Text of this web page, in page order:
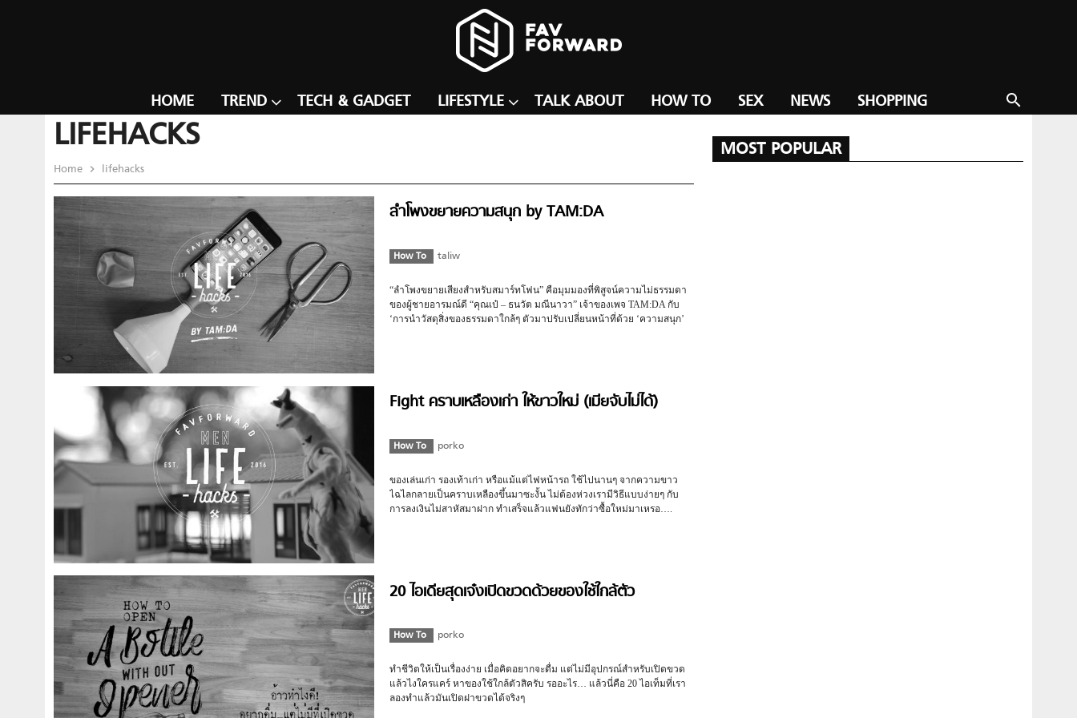
search
HOME TREND TECH & GADGET LIFESTYLE TALK ABOUT HOW TO SEX NEWS SHOPPING
LIFEHACKS
Home lifehacks
ลำโพงขยายความสนุก by TAM:DA
How To taliw
“ลำโพงขยายเสียงสำหรับสมาร์ทโฟน” คือมุมมองที่พิสูจน์ความไม่ธรรมดา
ของผู้ชายอารมณ์ดี “คุณเป๋ – ธนวัต มณีนาวา” เจ้าของเพจ TAM:DA กับ
‘การนำวัสดุสิ่งของธรรมดาใกล้ๆ ตัวมาปรับเปลี่ยนหน้าที่ด้วย ‘ความสนุก’
Fight คราบเหลืองเก่า ให้ขาวใหม่ (เมียจับไม่ได้)
How To porko
ของเล่นเก่า รองเท้าเก่า หรือแม้แต่ไฟหน้ารถ ใช้ไปนานๆ จากความขาว
ไฉไลกลายเป็นคราบเหลืองขึ้นมาซะงั้น ไม่ต้องห่วงเรามีวิธีแบบง่ายๆ กับ
การลงเงินไม่สาหัสมาฝาก ทำเสร็จแล้วแฟนยังทักว่าซื้อใหม่มาเหรอ….
20 ไอเดียสุดเจ๋งเปิดขวดด้วยของใช้ใกล้ตัว
How To porko
ทำชีวิตให้เป็นเรื่องง่าย เมื่อคิดอยากจะดื่ม แต่ไม่มีอุปกรณ์สำหรับเปิดขวด
แล้วไงใครแคร์ หาของใช้ใกล้ตัวสิครับ รออะไร… แล้วนี่คือ 20 ไอเท็มที่เรา
ลองทำแล้วมันเปิดฝาขวดได้จริงๆ
MOST POPULAR